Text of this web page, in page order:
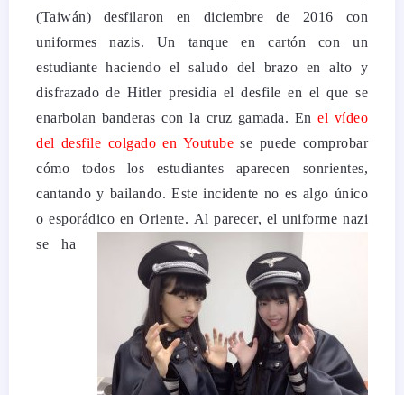
(Taiwán) desfilaron en diciembre de 2016 con
uniformes nazis. Un tanque en cartón con un
estudiante haciendo el saludo del brazo en alto y
disfrazado de Hitler presidía el desfile en el que se
enarbolan banderas con la cruz gamada. Enel vídeo
del desfile colgado en Youtube se puede comprobar
cómo todos los estudiantes aparecen sonrientes,
cantando y bailando. Este incidente no es algo único
o esporádico en Oriente. Al parecer, el uniforme nazi
se ha